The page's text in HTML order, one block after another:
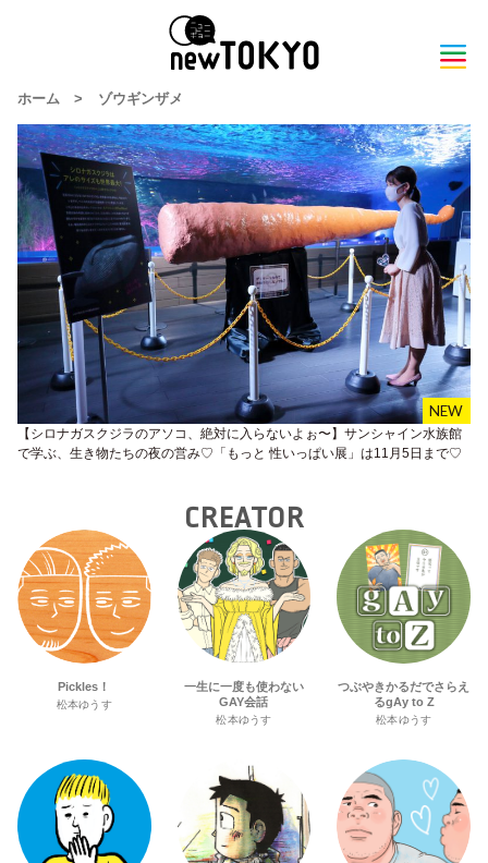
ホーム > ゾウギンザメ
【シロナガスクジラのアソコ、絶対に入らないよぉ〜】サンシャイン水族館
で学ぶ、生き物たちの夜の営み♡「もっと 性いっぱい展」は11月5日まで♡
CREATOR
Pickles！
松本ゆうす
一生に一度も使わない
GAY会話
松本ゆうす
つぶやきかるだでさらえ
るgAy to Z
松本ゆうす